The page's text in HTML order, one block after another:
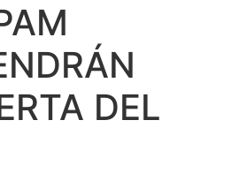
DEL